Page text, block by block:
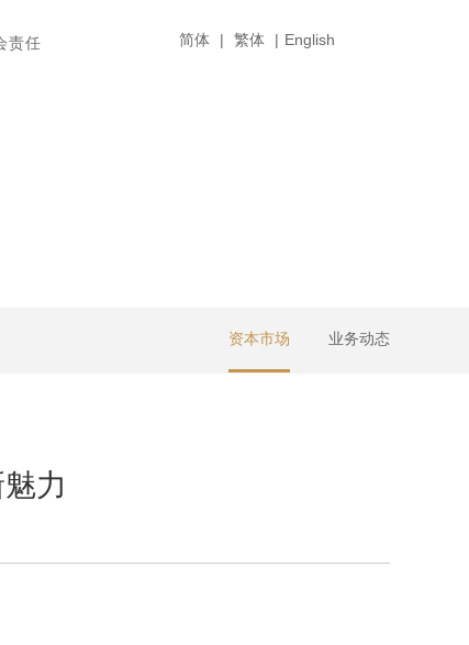
责任 简体 | 繁体 | English
资本市场 业务动态
力